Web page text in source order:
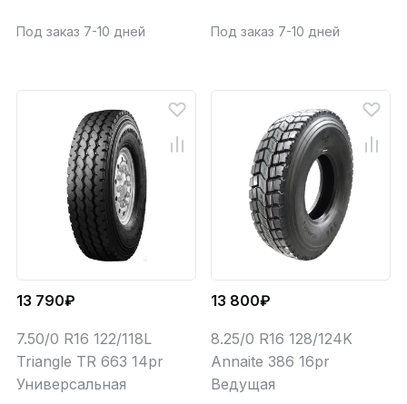
Под заказ 7-10 дней Под заказ 7-10 дней
13 790₽
7.50/0 R16 122/118L
Triangle TR 663 14pr
Универсальная
13 800₽
8.25/0 R16 128/124K
Annaite 386 16pr
Ведущая